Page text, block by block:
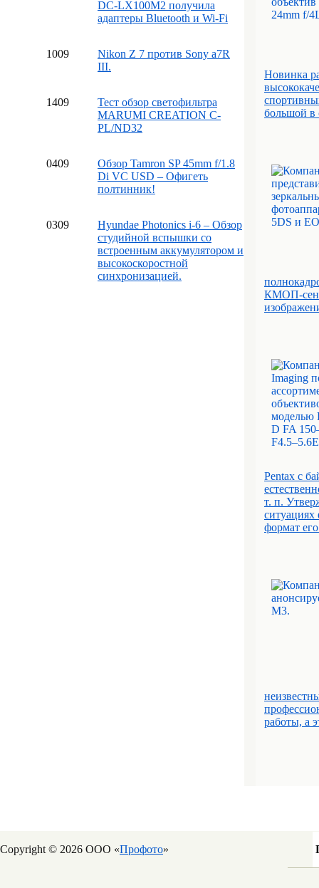
DC-LX100M2 получила
адаптеры Bluetooth и Wi-Fi
1009
Nikon Z 7 против Sony a7R
III.
1409
Тест обзор светофильтра
MARUMI CREATION C-
PL/ND32
0409
Обзор Tamron SP 45mm f/1.8
Di VC USD – Офигеть
полтинник!
0309
Hyundae Photonics i-6 – Обзор
студийной вспышки со
встроенным аккумулятором и
высокоскоростной
синхронизацией.
Новинка
большой в
КМОП-
Pentax с
т. п.
ситуациях
формат
работы, а
Copyright © 2026 ООО «Профото»